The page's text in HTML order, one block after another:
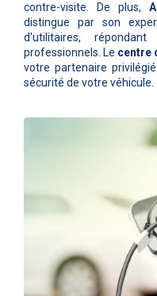
contre-visite. De plus,
distingue par son
d'utilitaires,
professionnels. Le centre
votre partenaire
sécurité de votre véhicule.